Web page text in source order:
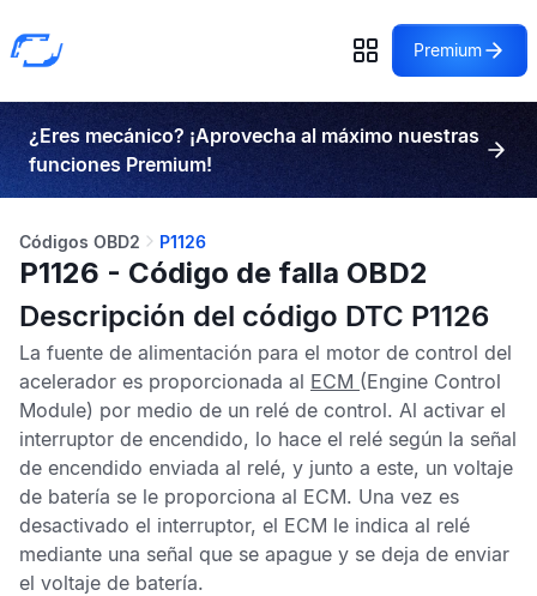
Premium
¿Eres mecánico? ¡Aprovecha al máximo nuestras
funciones Premium!
Códigos OBD2 P1126
P1126 - Código de falla OBD2
Descripción del código DTC P1126
La fuente de alimentación para el motor de control del
acelerador es proporcionada al ECM (Engine Control
Module) por medio de un relé de control. Al activar el
interruptor de encendido, lo hace el relé según la señal
de encendido enviada al relé, y junto a este, un voltaje
de batería se le proporciona al ECM. Una vez es
desactivado el interruptor, el ECM le indica al relé
mediante una señal que se apague y se deja de enviar
el voltaje de batería.